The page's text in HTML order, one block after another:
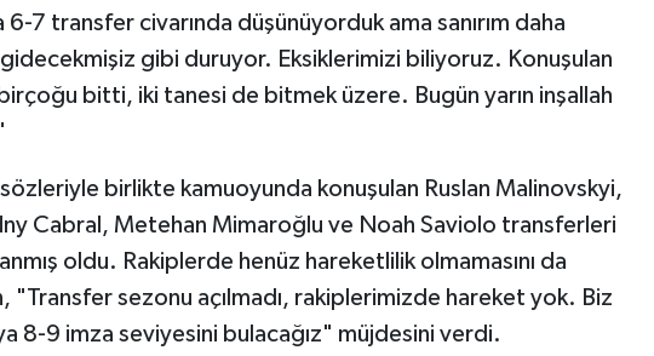
7 transfer civarında düşünüyorduk ama sanırım daha
gidecekmişiz gibi duruyor. Eksiklerimizi biliyoruz. Konuşulan
bitti, iki tanesi de bitmek üzere. Bugün yarın inşallah
sözleriyle birlikte kamuoyunda konuşulan Ruslan Malinovskyi,
Cabral, Metehan Mimaroğlu ve Noah Saviolo transferleri
oldu. Rakiplerde henüz hareketlilik olmamasını da
sezonu açılmadı, rakiplerimizde hareket yok. Biz
8-9 imza seviyesini bulacağız" müjdesini verdi.